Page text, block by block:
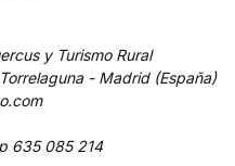
y Turismo Rural
- Madrid (España)
635 085 214